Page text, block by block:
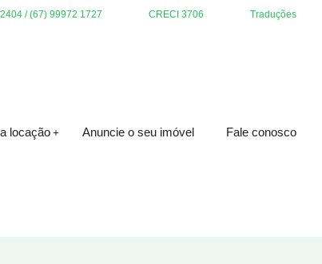
/ (67) 99972 1727 CRECI 3706 Traduções
locação Anuncie o seu imóvel Fale conosco